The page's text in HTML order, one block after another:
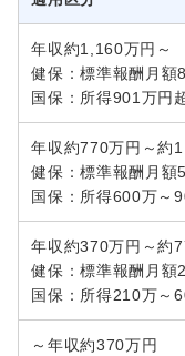
年収約1,160万円～
健保：標準報酬月額
国保：所得901万円
年収約770万円～約
健保：標準報酬月額
国保：所得600万～
年収約370万円～約
健保：標準報酬月額
国保：所得210万～
～年収約370万円